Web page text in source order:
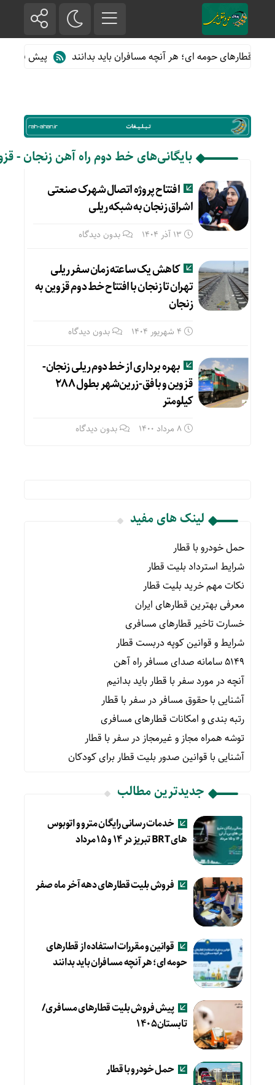
از قطارهای حومه ای؛ هر آنچه مسافران باید بدانند پیش فروش
بایگانی‌های خط دوم راه آهن زنجان -
افتتاح پروژه اتصال شهرک صنعتی
اشراق زنجان به شبکه ریلی
13 آذر 1404 بدون دیدگاه
کاهش یک ساعته زمان سفر ریلی
تهران تا زنجان با افتتاح خط دوم قزوین به
زنجان
4 شهریور 1404 بدون دیدگاه
بهره برداری از خط دوم ریلی زنجان-
قزوین و بافق-زرین‌شهر بطول ۲۸۸
کیلومتر
8 مرداد 1400 بدون دیدگاه
لینک های مفید
حمل خودرو با قطار
شرایط استرداد بلیت قطار
نکات مهم خرید بلیت قطار
معرفی بهترین قطارهای ایران
خسارت تاخیر قطارهای مسافری
شرایط و قوانین کوپه دربست قطار
۵۱۴۹ سامانه صدای مسافر راه آهن
آنچه در مورد سفر با قطار باید بدانیم
آشنایی با حقوق مسافر در سفر با قطار
رتبه بندی و امکانات قطارهای مسافری
توشه همراه مجاز و غیرمجاز در سفر با قطار
آشنایی با قوانین صدور بلیت قطار برای کودکان
جدیدترین مطالب
خدمات رسانی رایگان مترو و اتوبوس
های BRT تبریز در ۱۴ و ۱۵ مرداد
فروش بلیت قطارهای دهه آخر ماه صفر
قوانین و مقررات استفاده از قطارهای
حومه ای؛ هر آنچه مسافران باید بدانند
پیش فروش بلیت قطارهای مسافری/
تابستان۱۴۰۵
حمل خودرو با قطار